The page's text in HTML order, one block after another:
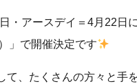
・アースデイ＝4月22日
」で開催決定です
、たくさんの方々と手